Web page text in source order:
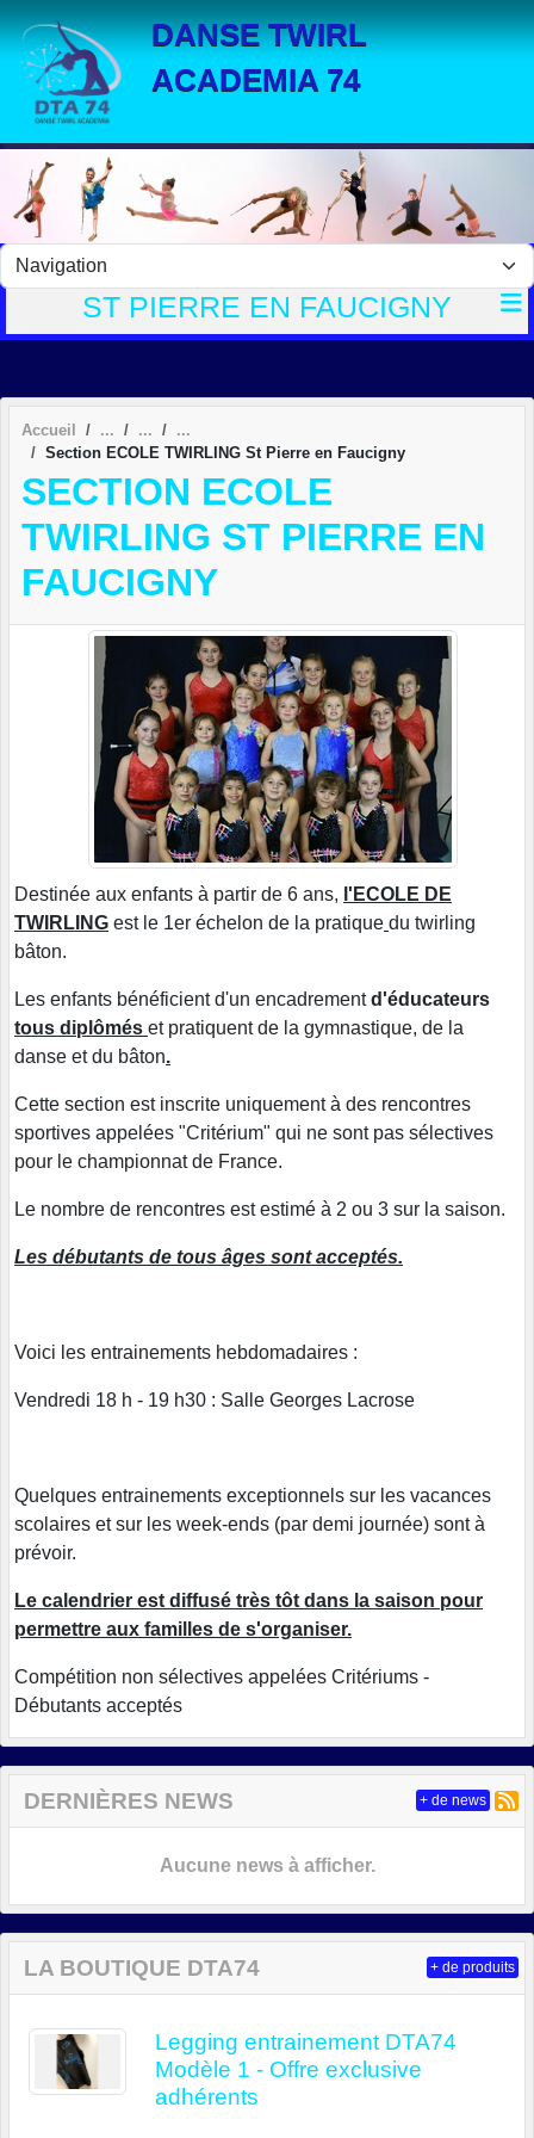
DANSE TWIRL
ACADEMIA 74
ST PIERRE EN FAUCIGNY
Accueil
Section ECOLE TWIRLING St Pierre en Faucigny
SECTION ECOLE
TWIRLING ST PIERRE EN
FAUCIGNY
Destinée aux enfants à partir de 6 ans, l'ECOLE DE
TWIRLING est le 1er échelon de la pratique du twirling
bâton.
Les enfants bénéficient d'un encadrementd'éducateurs
tous diplômés et pratiquent de la gymnastique, de la
danse et du bâton.
Cette section est inscrite uniquement à des rencontres
sportives appelées "Critérium" qui ne sont pas sélectives
pour le championnat de France.
Le nombre de rencontres est estimé à 2 ou 3 sur la saison.
Les débutants de tous âges sont acceptés.
Voici les entrainements hebdomadaires :
Vendredi 18 h - 19 h30 : Salle Georges Lacrose
Quelques entrainements exceptionnels sur les vacances
scolaires et sur les week-ends (par demi journée) sont à
prévoir.
Le calendrier est diffusé très tôt dans la saison pour
permettre aux familles de s'organiser.
Compétition non sélectives appelées Critériums -
Débutants acceptés
DERNIÈRES NEWS
Aucune news à afficher.
+ de news
LA BOUTIQUE DTA74
Legging entrainement DTA74
Modèle 1 - Offre exclusive
adhérents
+ de produits